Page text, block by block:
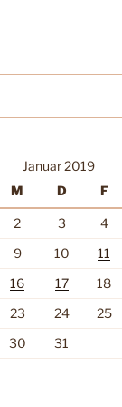
Januar 2019
M D F
2 3 4
9 10 11
16 17 18
23 24 25
30
31